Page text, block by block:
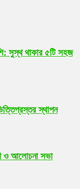
সুস্থ থাকার ৫টি সহজ
স্থাপন
ও আলোচনা সভা